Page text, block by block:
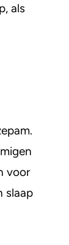
als
voor
slaap